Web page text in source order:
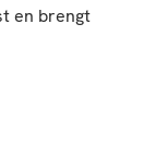
en brengt